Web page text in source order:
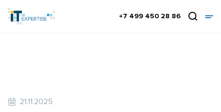
+7 499 450 28 86
21.11.2025